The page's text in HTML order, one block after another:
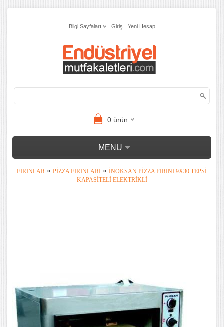
Bilgi Sayfaları Giriş Yeni Hesap
0ürün
MENU
FIRINLAR » PIZZA FIRINLARI » İNOKSAN PIZZA FIRINI 9X30 TEPSI
KAPASITELI ELEKTRIKLI